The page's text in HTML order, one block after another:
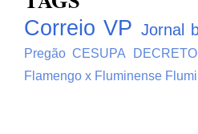
Correio VP Jornal
Pregão CESUPA
Flamengo x Fluminense